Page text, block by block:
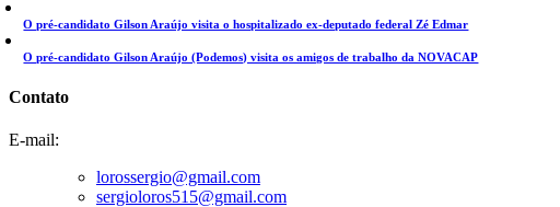
O pré-candidato Gilson Araújo visita o hospitalizado ex-deputado federal Zé Edmar
O pré-candidato Gilson Araújo (Podemos) visita os amigos de trabalho da NOVACAP
Contato
E-mail:
lorossergio@gmail.com
sergioloros515@gmail.com